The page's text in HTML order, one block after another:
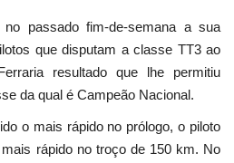
no passado fim-de-semana a sua
que disputam a classe TT3 ao
resultado que lhe permitiu
da qual é Campeão Nacional.
o mais rápido no prólogo, o piloto
rápido no troço de 150 km. No